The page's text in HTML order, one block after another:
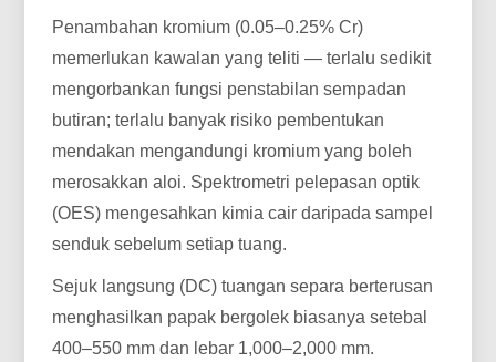
Penambahan kromium (0.05–0.25% Cr)
memerlukan kawalan yang teliti — terlalu sedikit
mengorbankan fungsi penstabilan sempadan
butiran; terlalu banyak risiko pembentukan
mendakan mengandungi kromium yang boleh
merosakkan aloi. Spektrometri pelepasan optik
(OES) mengesahkan kimia cair daripada sampel
senduk sebelum setiap tuang.
Sejuk langsung (DC) tuangan separa berterusan
menghasilkan papak bergolek biasanya setebal
400–550 mm dan lebar 1,000–2,000 mm.